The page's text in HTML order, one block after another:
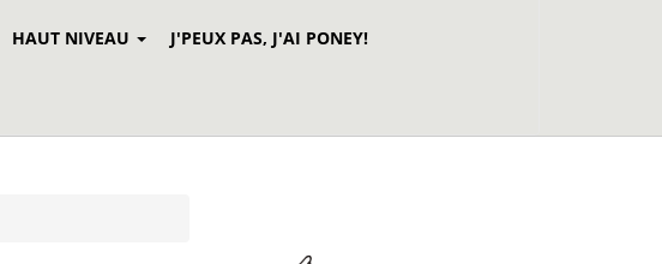
HAUT NIVEAU J'PEUX PAS, J'AI PONEY!